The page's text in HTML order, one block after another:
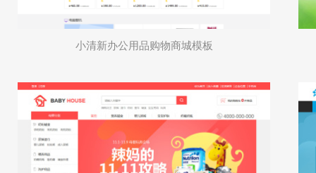
小清新办公用品购物商城模板